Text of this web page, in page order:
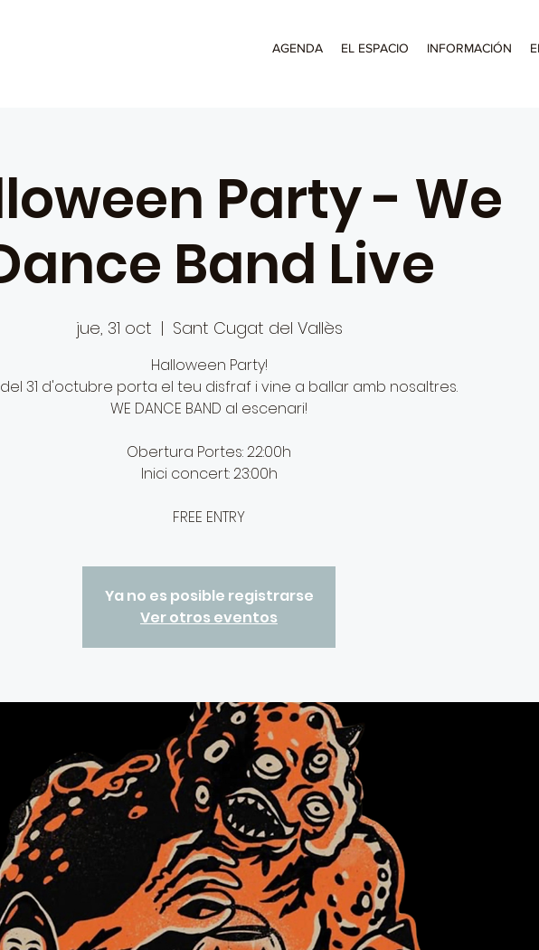
AGENDA EL ESPACIO INFORMACIÓN
Party - We
Band Live
jue, 31 oct
  |
Sant Cugat del Vallès
Halloween Party!
del 31 d'octubre porta el teu disfraf i vine a ballar amb nosaltres.
WE DANCE BAND al escenari!
Obertura Portes: 22:00h
Inici concert: 23:00h
FREE ENTRY
Ya no es posible registrarse
Ver otros eventos